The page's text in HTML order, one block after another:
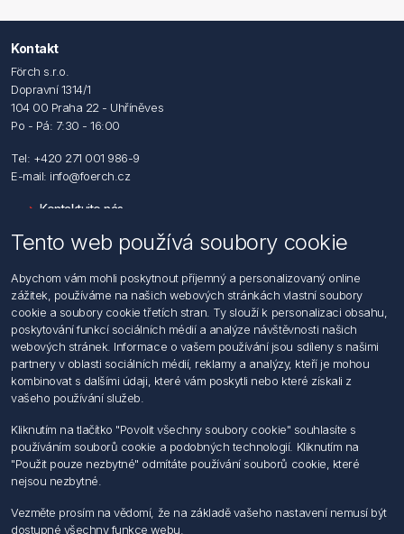
Kontakt
Förch s.r.o.
Dopravní 1314/1
104 00 Praha 22 - Uhříněves
Po - Pá: 7:30 - 16:00
Tel: +420 271 001 986-9
E-mail: info@foerch.cz
Kontaktujte nás
Hledat
Dodržování předpisů
Zásady zpracování osobních údajů fyzických osob
Podmínky zasílání elektronických dokumentu
Všeobecné dodací a obchodní podmínky
Informace o nakládaní s elektroodpadem
Můj účet
Můj účet
Objednávky
Adresy
Tento web používá soubory cookie
Abychom vám mohli poskytnout příjemný a personalizovaný online
zážitek, používáme na našich webových stránkách vlastní soubory
cookie a soubory cookie třetích stran. Ty slouží k personalizaci obsahu,
poskytování funkcí sociálních médií a analýze návštěvnosti našich
webových stránek. Informace o vašem používání jsou sdíleny s našimi
partnery v oblasti sociálních médií, reklamy a analýzy, kteří je mohou
kombinovat s dalšími údaji, které vám poskytli nebo které získali z
vašeho používání služeb.
Kliknutím na tlačítko "Povolit všechny soubory cookie" souhlasíte s
používáním souborů cookie a podobných technologií. Kliknutím na
"Použit pouze nezbytné" odmítáte používání souborů cookie, které
nejsou nezbytné.
Vezměte prosím na vědomí, že na základě vašeho nastavení nemusí být
dostupné všechny funkce webu.